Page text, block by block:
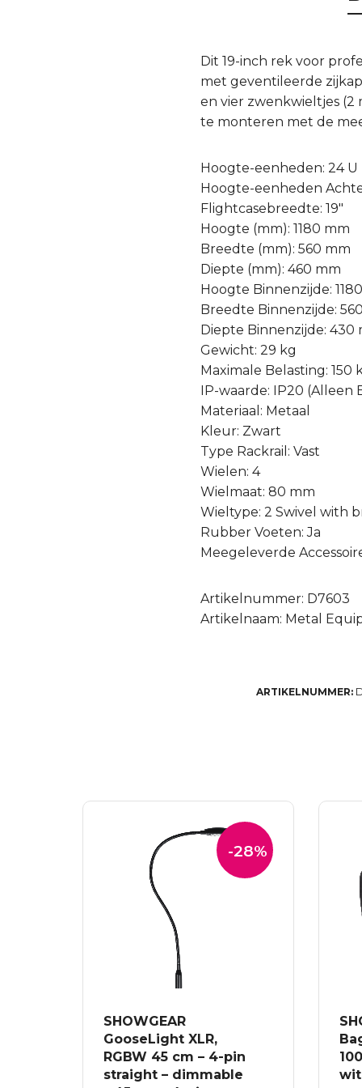
Dit 19-inch rek voor
met geventileerde
en vier zwenkwieltjes
te monteren met de
Hoogte-eenheden: 24 U
Hoogte-eenheden
Flightcasebreedte: 19″
Hoogte (mm): 1180 mm
Breedte (mm): 560 mm
Diepte (mm): 460 mm
Hoogte Binnenzijde:
Breedte Binnenzijde:
Diepte Binnenzijde: 430
Gewicht: 29 kg
Maximale Belasting: 150
IP-waarde: IP20
Materiaal: Metaal
Kleur: Zwart
Type Rackrail: Vast
Wielen: 4
Wielmaat: 80 mm
Wieltype: 2 Swivel with
Rubber Voeten: Ja
Meegeleverde
Artikelnummer: D7603
Artikelnaam: Metal
ARTIKELNUMMER:
-28%
SHOWGEAR
GooseLight XLR,
RGBW 45 cm – 4-pin
straight – dimmable